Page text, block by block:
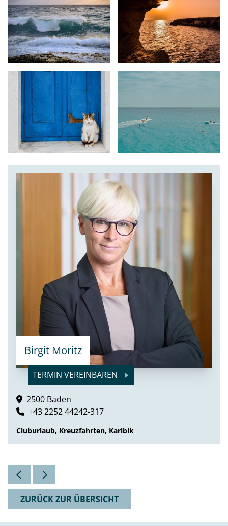
Birgit Moritz
TERMIN VEREINBAREN
2500 Baden
+43 2252 44242-317
Cluburlaub, Kreuzfahrten, Karibik
ZURÜCK ZUR ÜBERSICHT